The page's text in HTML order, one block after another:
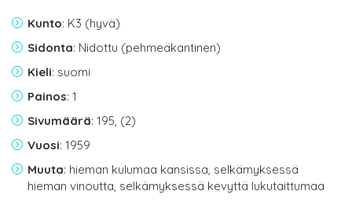
Kunto: K3 (hyvä)
Sidonta: Nidottu (pehmeäkantinen)
Kieli: suomi
Painos: 1
Sivumäärä: 195, (2)
Vuosi: 1959
Muuta: hieman kulumaa kansissa, selkämyksessä
hieman vinoutta, selkämyksessä kevyttä lukutaittumaa